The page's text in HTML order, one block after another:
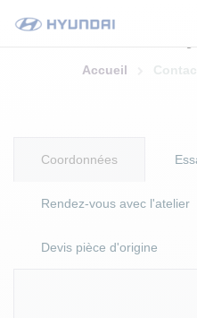
Accueil
Coordonnées
Rendez-vous avec l'atelier
Devis pièce d'origine